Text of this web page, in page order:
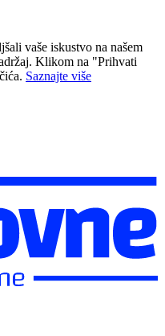
vaše iskustvo na našem
Klikom na "Prihvati
Saznajte više